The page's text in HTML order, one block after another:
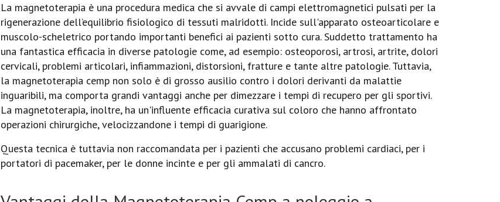
La magnetoterapia è una procedura medica che si avvale di campi elettromagnetici pulsati per la
rigenerazione dell’equilibrio fisiologico di tessuti malridotti. Incide sull'apparato osteoarticolare e
muscolo-scheletrico portando importanti benefici ai pazienti sotto cura. Suddetto trattamento ha
una fantastica efficacia in diverse patologie come, ad esempio: osteoporosi, artrosi, artrite, dolori
cervicali, problemi articolari, infiammazioni, distorsioni, fratture e tante altre patologie. Tuttavia,
la magnetoterapia cemp non solo è di grosso ausilio contro i dolori derivanti da malattie
inguaribili, ma comporta grandi vantaggi anche per dimezzare i tempi di recupero per gli sportivi.
La magnetoterapia, inoltre, ha un'influente efficacia curativa sul coloro che hanno affrontato
operazioni chirurgiche, velocizzandone i tempi di guarigione.
Questa tecnica è tuttavia non raccomandata per i pazienti che accusano problemi cardiaci, per i
portatori di pacemaker, per le donne incinte e per gli ammalati di cancro.